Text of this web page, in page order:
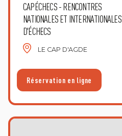
CAPÉCHECS - RENCONTRES
NATIONALES ET INTERNATIONALES
D'ÉCHECS
LE CAP D'AGDE
Réservation en ligne